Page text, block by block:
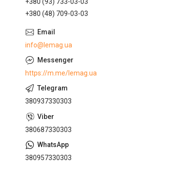
+380 (93) 733-03-03
+380 (48) 709-03-03
info@lemag.ua
https://m.me/lemag.ua
380937330303
380687330303
380957330303